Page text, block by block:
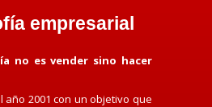
empresarial
no es vender sino hacer
año 2001 con un objetivo que